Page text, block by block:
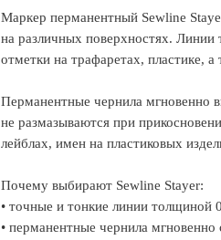
Маркер перманентный Sewline
на различных поверхностях.
отметки на трафаретах, пластике,
Перманентные чернила мгновенно
не размазываются при
лейблах, имен на пластиковых
Почему выбирают Sewline Stayer:
• точные и тонкие линии толщиной
• перманентные чернила мгновенно